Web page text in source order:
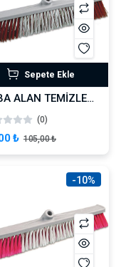
Sepete Ekle
KABA ALAN TEMİZLEME FIRÇASI 50 CM SERT
(0)
₺ 105,00 ₺
-10%